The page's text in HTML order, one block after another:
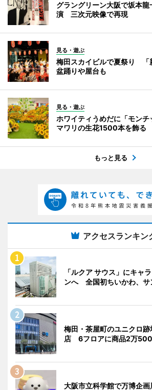
グラングリーン大阪で坂本
演 三次元映像で再現
見る・遊ぶ
梅田スカイビルで夏祭り 「
盆踊りや屋台も
見る・遊ぶ
ホワイティうめだに「モン
マワリの生花1500本を飾る
もっと見る
アクセスランキン
「ルクア サウス」にキャ
ンへ 全国初ちいかわ、サ
梅田・茶屋町のユニクロ
店 6フロアに商品2万
大阪市立科学館で万博企